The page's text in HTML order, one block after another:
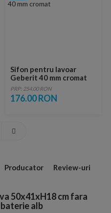
Sifon pentru lavoar
Geberit 40 mm cromat
PRP: 254.00 RON
176.00 RON
Producator Review-uri
50x41xH18 cm fara
alb